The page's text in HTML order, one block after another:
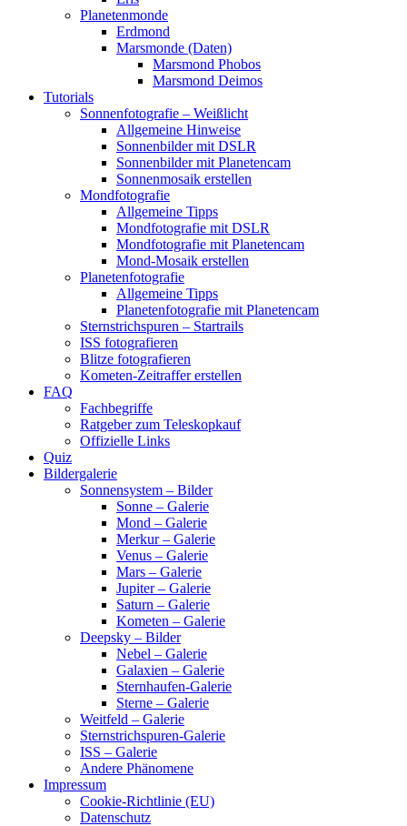
Planetenmonde
Erdmond
Marsmonde (Daten)
Marsmond Phobos
Marsmond Deimos
Tutorials
Sonnenfotografie – Weißlicht
Allgemeine Hinweise
Sonnenbilder mit DSLR
Sonnenbilder mit Planetencam
Sonnenmosaik erstellen
Mondfotografie
Allgemeine Tipps
Mondfotografie mit DSLR
Mondfotografie mit Planetencam
Mond-Mosaik erstellen
Planetenfotografie
Allgemeine Tipps
Planetenfotografie mit Planetencam
Sternstrichspuren – Startrails
ISS fotografieren
Blitze fotografieren
Kometen-Zeitraffer erstellen
FAQ
Fachbegriffe
Ratgeber zum Teleskopkauf
Offizielle Links
Quiz
Bildergalerie
Sonnensystem – Bilder
Sonne – Galerie
Mond – Galerie
Merkur – Galerie
Venus – Galerie
Mars – Galerie
Jupiter – Galerie
Saturn – Galerie
Kometen – Galerie
Deepsky – Bilder
Nebel – Galerie
Galaxien – Galerie
Sternhaufen-Galerie
Sterne – Galerie
Weitfeld – Galerie
Sternstrichspuren-Galerie
ISS – Galerie
Andere Phänomene
Impressum
Cookie-Richtlinie (EU)
Datenschutz